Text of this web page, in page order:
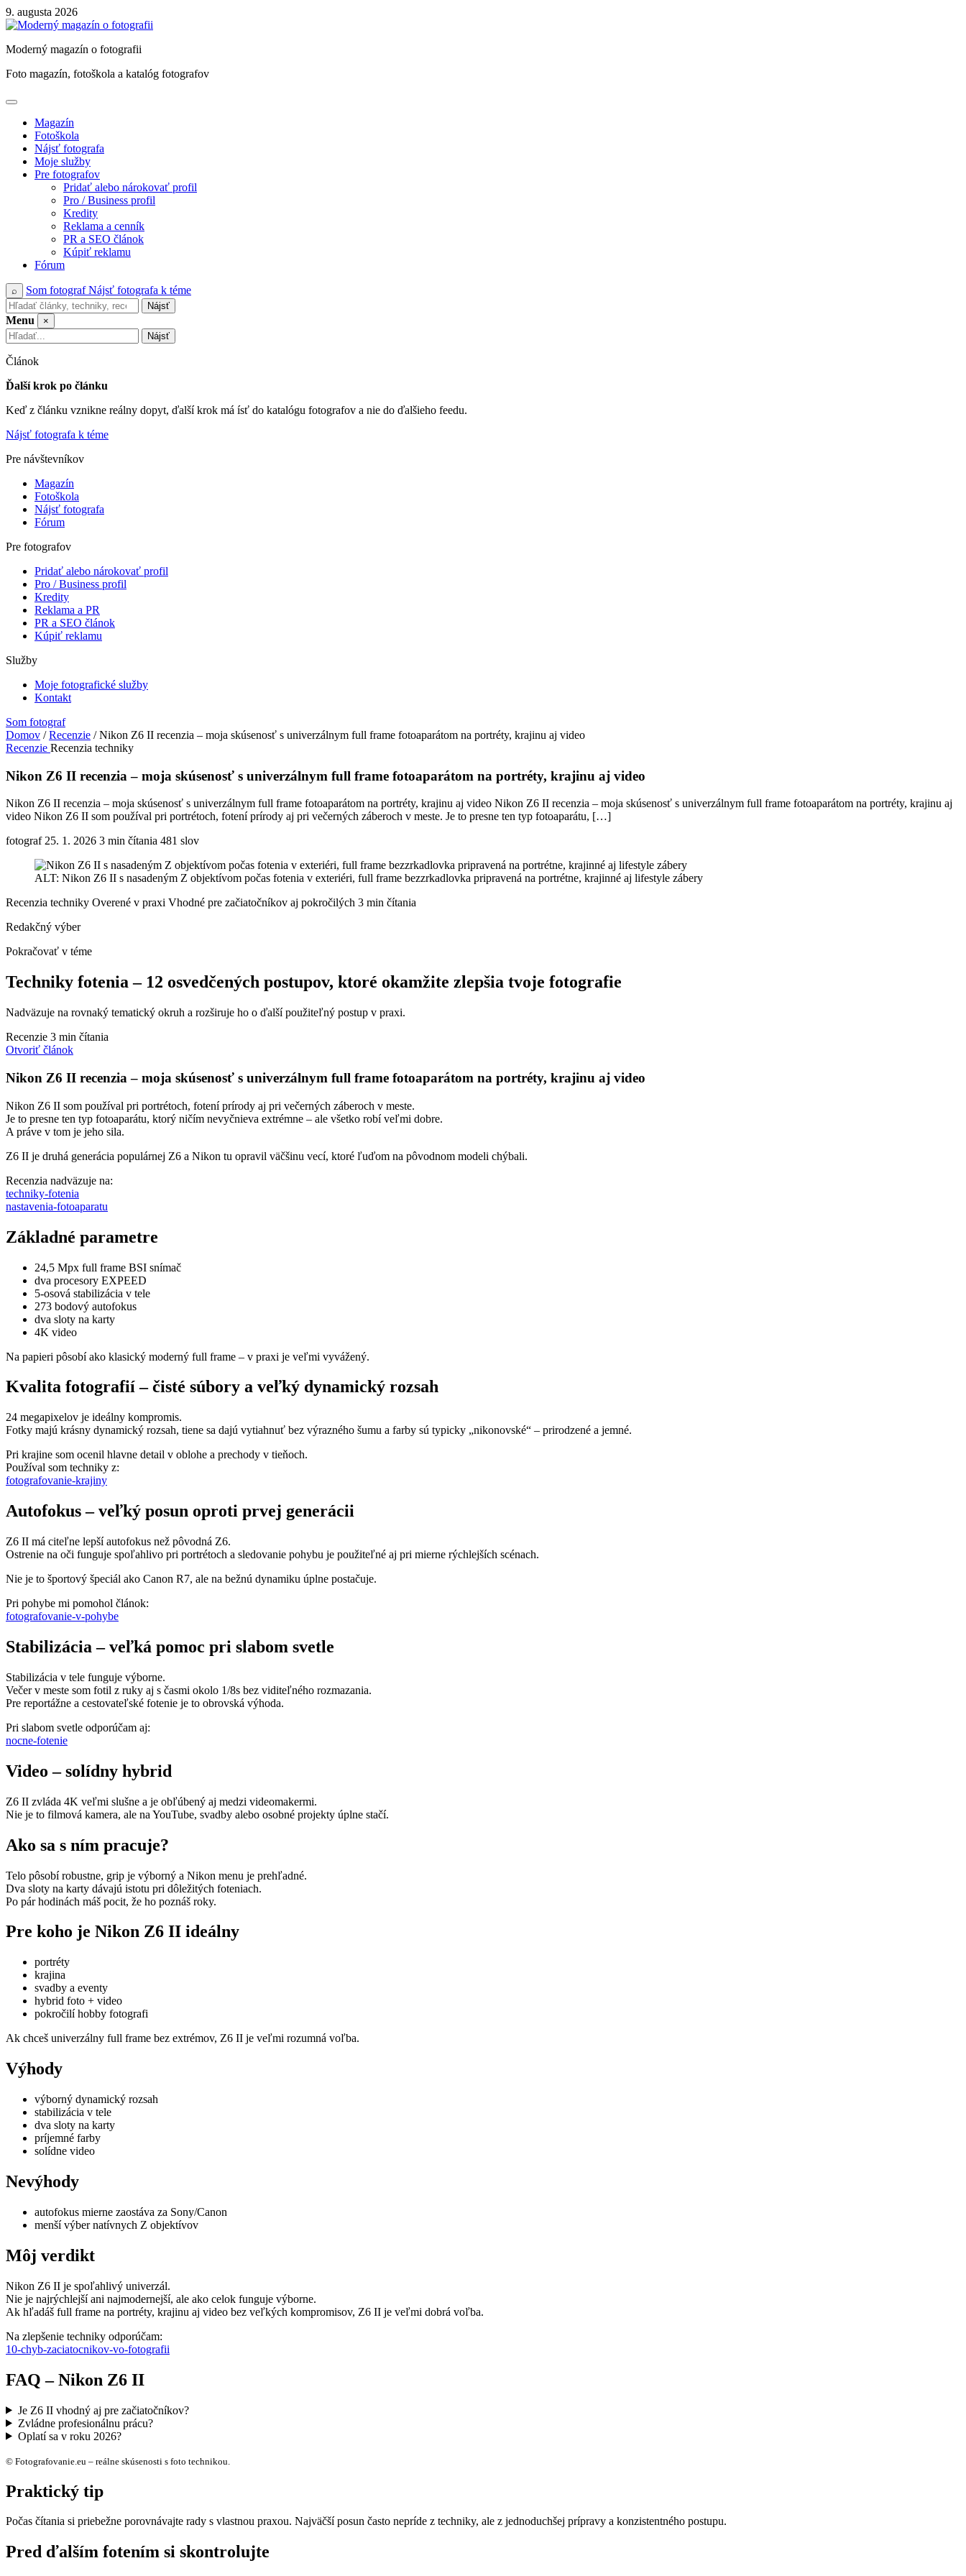
Skip
to
9. augusta 2026
Moderný magazín o fotografii
Foto magazín, fotoškola a katalóg fotografov
Magazín
Fotoškola
Nájsť fotografa
Moje služby
Pre fotografov
Pridať alebo nárokovať profil
Pro / Business profil
Kredity
Reklama a cenník
PR a SEO článok
Kúpiť reklamu
Fórum
⌕ Som fotografNájsť fotografa k téme
Nájsť
Menu
×
Nájsť
Článok
Ďalší krok po článku
Keď z článku vznikne reálny dopyt, ďalší krok má ísť do katalógu fotografov a nie do ďalšieho feedu.
Nájsť fotografa k téme
Pre návštevníkov
Magazín
Fotoškola
Nájsť fotografa
Fórum
Pre fotografov
Pridať alebo nárokovať profil
Pro / Business profil
Kredity
Reklama a PR
PR a SEO článok
Kúpiť reklamu
Služby
Moje fotografické služby
Kontakt
Som fotograf
Domov / Recenzie / Nikon Z6 II recenzia – moja skúsenosť s univerzálnym full frame fotoaparátom na portréty, krajinu aj video
Recenzie Recenzia techniky
Nikon Z6 II recenzia – moja skúsenosť s univerzálnym full frame fotoaparátom na portréty, krajinu aj video
Nikon Z6 II recenzia – moja skúsenosť s univerzálnym full frame fotoaparátom na portréty, krajinu aj video Nikon Z6 II recenzia – moja skúsenosť s univerzálnym full frame fotoaparátom na portréty, krajinu aj
video Nikon Z6 II som používal pri portrétoch, fotení prírody aj pri večerných záberoch v meste. Je to presne ten typ fotoaparátu, […]
fotograf 25. 1. 2026 3 min čítania 481 slov
ALT: Nikon Z6 II s nasadeným Z objektívom počas fotenia v exteriéri, full frame bezzrkadlovka pripravená na portrétne, krajinné aj lifestyle zábery
Recenzia techniky Overené v praxi Vhodné pre začiatočníkov aj pokročilých 3 min čítania
Redakčný výber
Pokračovať v téme
Techniky fotenia – 12 osvedčených postupov, ktoré okamžite zlepšia tvoje fotografie
Nadväzuje na rovnaký tematický okruh a rozširuje ho o ďalší použiteľný postup v praxi.
Recenzie 3 min čítania
Otvoriť článok
Nikon Z6 II recenzia – moja skúsenosť s univerzálnym full frame fotoaparátom na portréty, krajinu aj video
Nikon Z6 II som používal pri portrétoch, fotení prírody aj pri večerných záberoch v meste.
Je to presne ten typ fotoaparátu, ktorý ničím nevyčnieva extrémne – ale všetko robí veľmi dobre.
A práve v tom je jeho sila.
Z6 II je druhá generácia populárnej Z6 a Nikon tu opravil väčšinu vecí, ktoré ľuďom na pôvodnom modeli chýbali.
Recenzia nadväzuje na:
techniky-fotenia
nastavenia-fotoaparatu
Základné parametre
24,5 Mpx full frame BSI snímač
dva procesory EXPEED
5-osová stabilizácia v tele
273 bodový autofokus
dva sloty na karty
4K video
Na papieri pôsobí ako klasický moderný full frame – v praxi je veľmi vyvážený.
Kvalita fotografií – čisté súbory a veľký dynamický rozsah
24 megapixelov je ideálny kompromis.
Fotky majú krásny dynamický rozsah, tiene sa dajú vytiahnuť bez výrazného šumu a farby sú typicky „nikonovské“ – prirodzené a jemné.
Pri krajine som ocenil hlavne detail v oblohe a prechody v tieňoch.
Používal som techniky z:
fotografovanie-krajiny
Autofokus – veľký posun oproti prvej generácii
Z6 II má citeľne lepší autofokus než pôvodná Z6.
Ostrenie na oči funguje spoľahlivo pri portrétoch a sledovanie pohybu je použiteľné aj pri mierne rýchlejších scénach.
Nie je to športový špeciál ako Canon R7, ale na bežnú dynamiku úplne postačuje.
Pri pohybe mi pomohol článok:
fotografovanie-v-pohybe
Stabilizácia – veľká pomoc pri slabom svetle
Stabilizácia v tele funguje výborne.
Večer v meste som fotil z ruky aj s časmi okolo 1/8s bez viditeľného rozmazania.
Pre reportážne a cestovateľské fotenie je to obrovská výhoda.
Pri slabom svetle odporúčam aj:
nocne-fotenie
Video – solídny hybrid
Z6 II zvláda 4K veľmi slušne a je obľúbený aj medzi videomakermi.
Nie je to filmová kamera, ale na YouTube, svadby alebo osobné projekty úplne stačí.
Ako sa s ním pracuje?
Telo pôsobí robustne, grip je výborný a Nikon menu je prehľadné.
Dva sloty na karty dávajú istotu pri dôležitých foteniach.
Po pár hodinách máš pocit, že ho poznáš roky.
Pre koho je Nikon Z6 II ideálny
portréty
krajina
svadby a eventy
hybrid foto + video
pokročilí hobby fotografi
Ak chceš univerzálny full frame bez extrémov, Z6 II je veľmi rozumná voľba.
Výhody
výborný dynamický rozsah
stabilizácia v tele
dva sloty na karty
príjemné farby
solídne video
Nevýhody
autofokus mierne zaostáva za Sony/Canon
menší výber natívnych Z objektívov
Môj verdikt
Nikon Z6 II je spoľahlivý univerzál.
Nie je najrýchlejší ani najmodernejší, ale ako celok funguje výborne.
Ak hľadáš full frame na portréty, krajinu aj video bez veľkých kompromisov, Z6 II je veľmi dobrá voľba.
Na zlepšenie techniky odporúčam:
10-chyb-zaciatocnikov-vo-fotografii
FAQ – Nikon Z6 II
Je Z6 II vhodný aj pre začiatočníkov?
Zvládne profesionálnu prácu?
Oplatí sa v roku 2026?
© Fotografovanie.eu – reálne skúsenosti s foto technikou.
Praktický tip
Počas čítania si priebežne porovnávajte rady s vlastnou praxou. Najväčší posun často nepríde z techniky, ale z jednoduchšej prípravy a konzistentného postupu.
Pred ďalším fotením si skontrolujte